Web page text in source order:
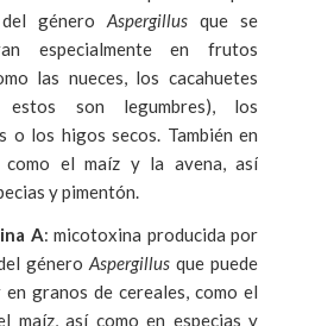
género Aspergillus que se
especialmente en frutos
las nueces, los cacahuetes
estos son legumbres), los
o los higos secos. También en
como el maíz y la avena, así
y pimentón.
A: micotoxina producida por
género Aspergillus que puede
en granos de cereales, como el
maíz, así como en especias y